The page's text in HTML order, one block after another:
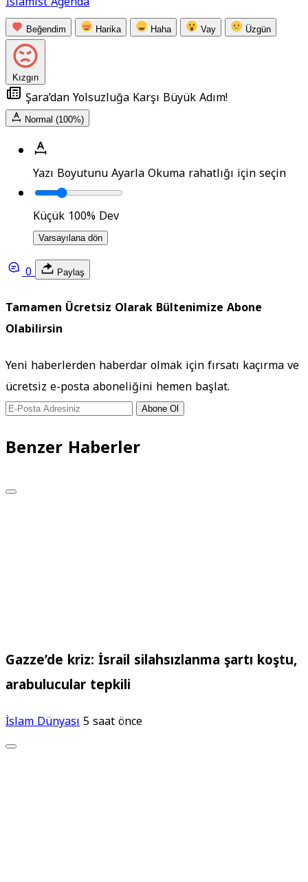
Beğendim Harika Haha Vay Üzgün
Kızgın
Şara’dan Yolsuzluğa Karşı Büyük Adım!
Normal (100%)
Yazı Boyutunu AyarlaOkuma rahatlığı için seçin
Küçük 100%Dev
Varsayılana dön
0 Paylaş
Tamamen Ücretsiz Olarak Bültenimize Abone
Olabilirsin
Yeni haberlerden haberdar olmak için fırsatı kaçırma ve
ücretsiz e-posta aboneliğini hemen başlat.
Abone Ol
Benzer Haberler
Gazze’de kriz: İsrail silahsızlanma şartı koştu,
arabulucular tepkili
İslam Dünyası5 saat önce